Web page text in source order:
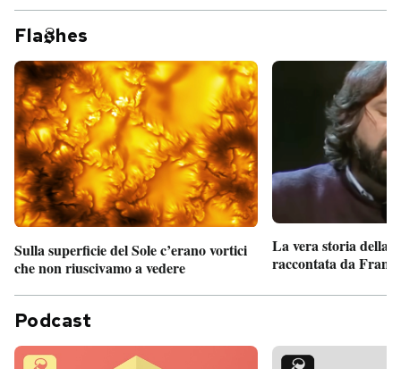
Fla hes
Sulla superficie del Sole c’erano vortici
che non riuscivamo a vedere
La vera storia della
raccontata da
Podcast